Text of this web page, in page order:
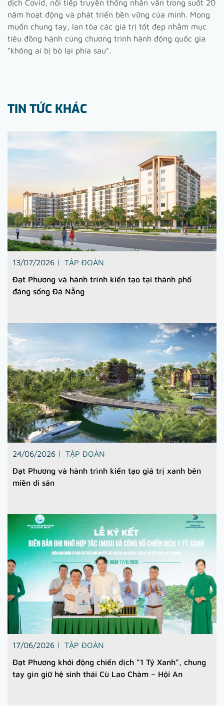
dịch Covid, nối tiếp truyền thống nhân văn trong suốt 20
năm hoạt động và phát triển bền vững của mình. Mong
muốn chung tay, lan tỏa các giá trị tốt đẹp nhằm mục
tiêu đồng hành cùng chương trình hành động quốc gia
"không ai bị bỏ lại phía sau".
TIN TỨC KHÁC
13/07/2026
TẬP ĐOÀN
Đạt Phương và hành trình kiến tạo tại thành phố
đáng sống Đà Nẵng
24/06/2026
TẬP ĐOÀN
Đạt Phương và hành trình kiến tạo giá trị xanh bên
miền di sản
17/06/2026
TẬP ĐOÀN
Đạt Phương khởi động chiến dịch “1 Tỷ Xanh”, chung
tay gìn giữ hệ sinh thái Cù Lao Chàm – Hội An